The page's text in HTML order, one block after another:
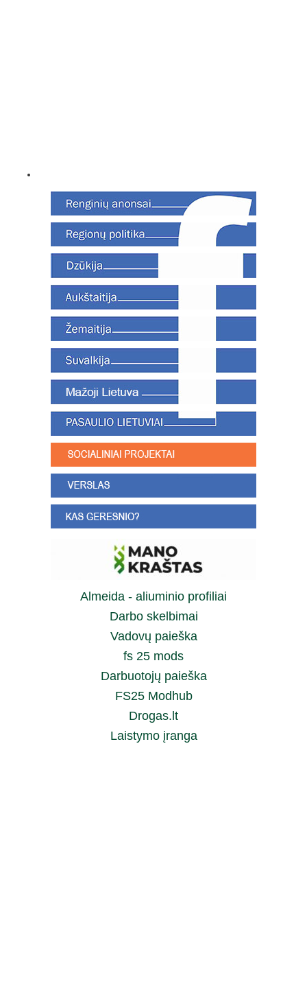
Almeida - aliuminio profiliai
Darbo skelbimai
Vadovų paieška
fs 25 mods
Darbuotojų paieška
FS25 Modhub
Drogas.lt
Laistymo įranga